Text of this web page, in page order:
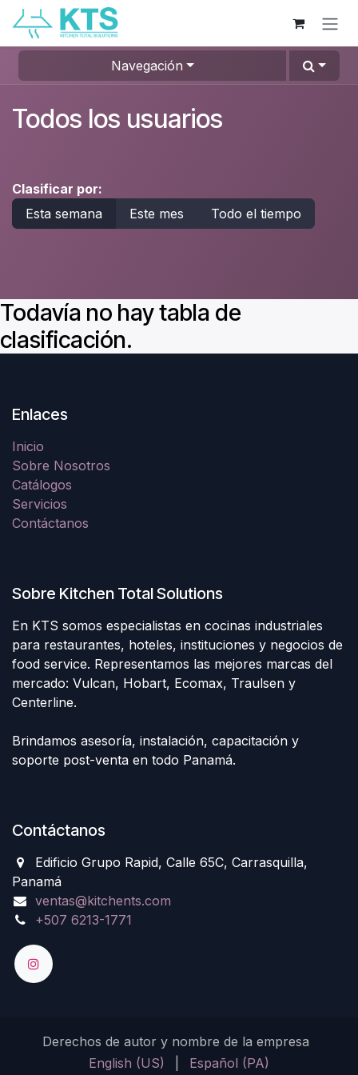
Ir al contenido
Navegación
Todos los usuarios
Clasificar por:
Esta semana
Este mes Todo el tiempo
Todavía no hay tabla de
clasificación.
Enlaces
Inicio
Sobre Nosotros
Catálogos
Servicios
Contáctanos
Sobre Kitchen Total Solutions
En KTS somos especialistas en cocinas industriales
para restaurantes, hoteles, instituciones y negocios de
food service. Representamos las mejores marcas del
mercado: Vulcan, Hobart, Ecomax, Traulsen y
Centerline.
Brindamos asesoría, instalación, capacitación y
soporte post-venta en todo Panamá.
Contáctanos
Edificio Grupo Rapid, Calle 65C, Carrasquilla,
Panamá
ventas@kitchents.com
+507 6213-1771
Derechos de autor y nombre de la empresa
English (US)
Español (PA)